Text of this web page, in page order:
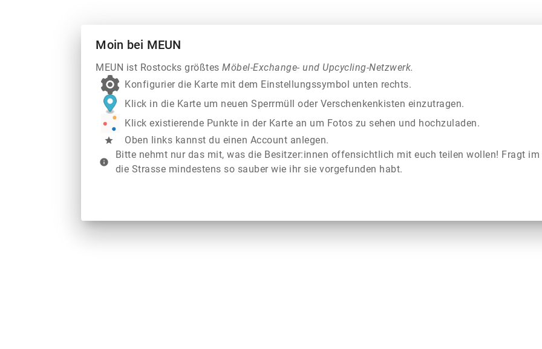
Moin bei MEUN
MEUN ist Rostocks größtesMöbel-Exchange- und Upcycling-Netzwerk.
Konfigurier die Karte mit dem Einstellungssymbol unten rechts.
Klick in die Karte um neuen Sperrmüll oder Verschenkenkisten einzutragen.
Klick existierende Punkte in der Karte an um Fotos zu sehen und hochzuladen.
star Oben links kannst du einen Account anlegen.
info
Bitte nehmt nur das mit, was die Besitzer:innen offensichtlich mit euch teilen wollen! Fragt
die Strasse mindestens so sauber wie ihr sie vorgefunden habt.